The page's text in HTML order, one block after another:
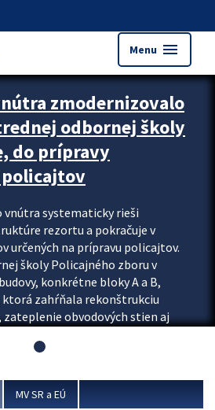
Menu menu
zmodernizovalo
odbornej školy
do prípravy
systematicky rieši
rezortu a pokračuje v
určených na prípravu policajtov.
školy Policajného zboru v
konkrétne bloky A a B,
zahŕňala rekonštrukciu
zateplenie obvodových stien aj
učebne a moderné
MV SR a EÚ